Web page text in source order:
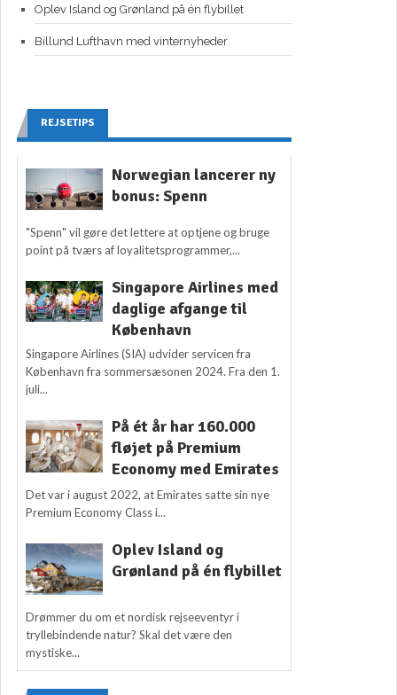
Oplev Island og Grønland på én flybillet
Billund Lufthavn med vinternyheder
REJSETIPS
Norwegian lancerer ny
bonus: Spenn
"Spenn" vil gøre det lettere at optjene og bruge
point på tværs af loyalitetsprogrammer,...
Singapore Airlines med
daglige afgange til
København
Singapore Airlines (SIA) udvider servicen fra
København fra sommersæsonen 2024. Fra den 1.
juli...
På ét år har 160.000
fløjet på Premium
Economy med Emirates
Det var i august 2022, at Emirates satte sin nye
Premium Economy Class i...
Oplev Island og
Grønland på én flybillet
Drømmer du om et nordisk rejseeventyr i
tryllebindende natur? Skal det være den
mystiske...